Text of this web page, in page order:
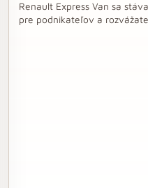
Renault Express Van sa
pre podnikateľov a